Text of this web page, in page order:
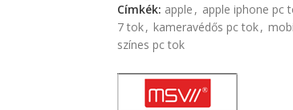
Címkék: apple , apple iphone pc
7 tok, kameravédős pc tok,
színes pc tok